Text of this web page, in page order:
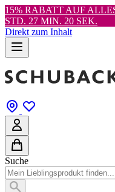
15% RABATT AUF
STD. 27 MIN. 18 SEK.
Direkt zum Inhalt
Suche